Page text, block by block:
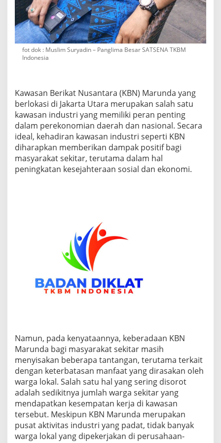
fot dok : Muslim Suryadin – Panglima Besar SATSENA TKBM
Indonesia
Kawasan Berikat Nusantara (KBN) Marunda yang
berlokasi di Jakarta Utara merupakan salah satu
kawasan industri yang memiliki peran penting
dalam perekonomian daerah dan nasional. Secara
ideal, kehadiran kawasan industri seperti KBN
diharapkan memberikan dampak positif bagi
masyarakat sekitar, terutama dalam hal
peningkatan kesejahteraan sosial dan ekonomi.
Namun, pada kenyataannya, keberadaan KBN
Marunda bagi masyarakat sekitar masih
menyisakan beberapa tantangan, terutama terkait
dengan keterbatasan manfaat yang dirasakan oleh
warga lokal. Salah satu hal yang sering disorot
adalah sedikitnya jumlah warga sekitar yang
mendapatkan kesempatan kerja di kawasan
tersebut. Meskipun KBN Marunda merupakan
pusat aktivitas industri yang padat, tidak banyak
warga lokal yang dipekerjakan di perusahaan-